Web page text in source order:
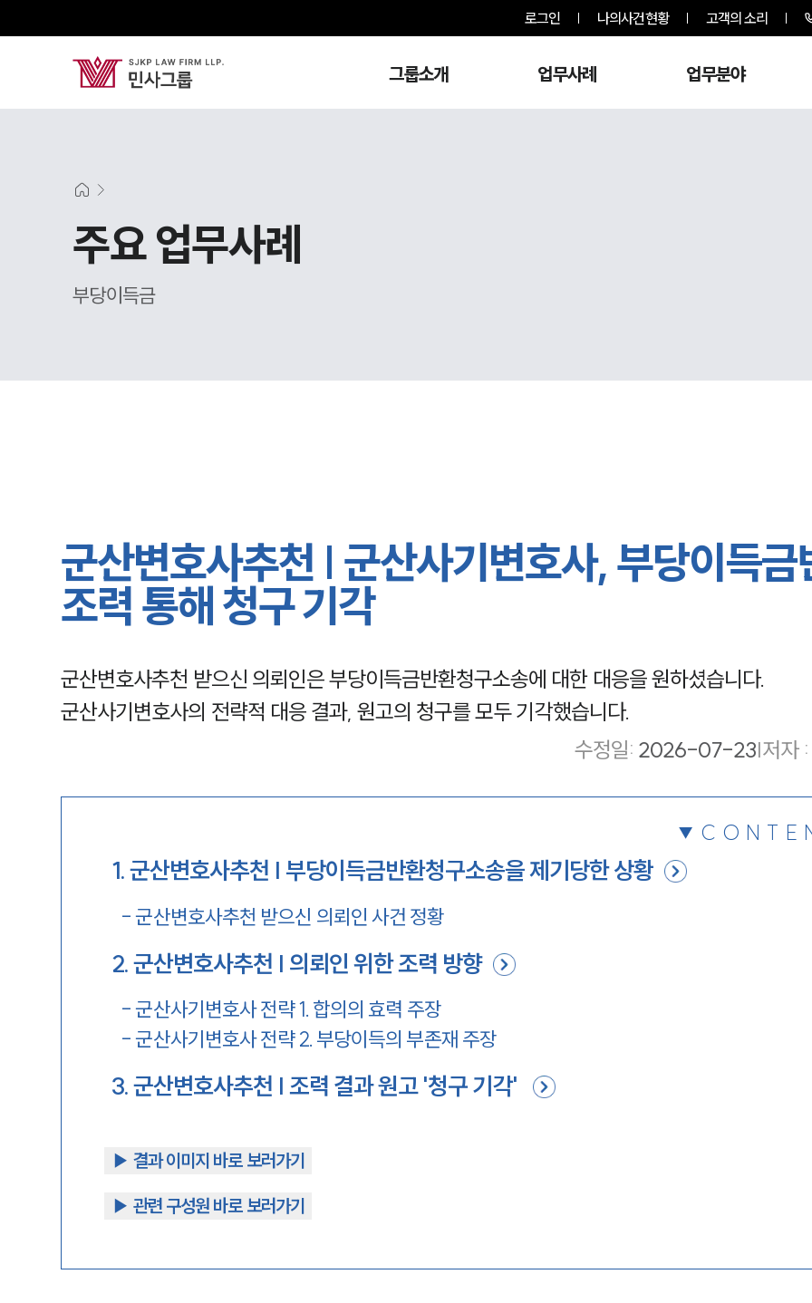
로그인 나의사건현황 고객의 소리
그룹소개 업무사례 업무분야
주요 업무사례
부당이득금
군산변호사추천 | 군산사기변호사, 부당이득금
조력 통해 청구 기각
군산변호사추천 받으신 의뢰인은 부당이득금반환청구소송에 대한 대응을 원하셨습니다.
군산사기변호사의 전략적 대응 결과, 원고의 청구를 모두 기각했습니다.
수정일: 2026-07-23|저자 :
1.군산변호사추천 | 부당이득금반환청구소송을 제기당한 상황
-군산변호사추천 받으신 의뢰인 사건 정황
2.군산변호사추천 | 의뢰인 위한 조력 방향
-군산사기변호사 전략 1. 합의의 효력 주장
-군산사기변호사 전략 2. 부당이득의 부존재 주장
3.군산변호사추천 | 조력 결과 원고 '청구 기각'
▶︎ 결과 이미지 바로 보러가기
▶︎ 관련 구성원 바로 보러가기